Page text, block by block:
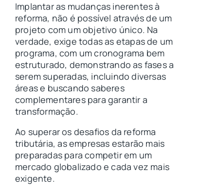
Implantar as mudanças inerentes à
reforma, não é possível através de um
projeto com um objetivo único. Na
verdade, exige todas as etapas de um
programa, com um cronograma bem
estruturado, demonstrando as fases a
serem superadas, incluindo diversas
áreas e buscando saberes
complementares para garantir a
transformação.
Ao superar os desafios da reforma
tributária, as empresas estarão mais
preparadas para competir em um
mercado globalizado e cada vez mais
exigente.